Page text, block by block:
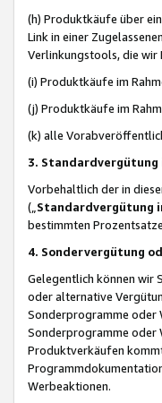
(h) Produktkäufe über
Link in einer
Verlinkungstools, die wir
(i) Produktkäufe im
(j) Produktkäufe im
(k) alle
3. Standardvergütung
Vorbehaltlich der in
(„ Standardvergütung
bestimmten
4. Sondervergütung
Gelegentlich können wir
oder alternative
Sonderprogramme oder
Sonderprogramme oder
Produktverkäufen
Werbeaktionen.